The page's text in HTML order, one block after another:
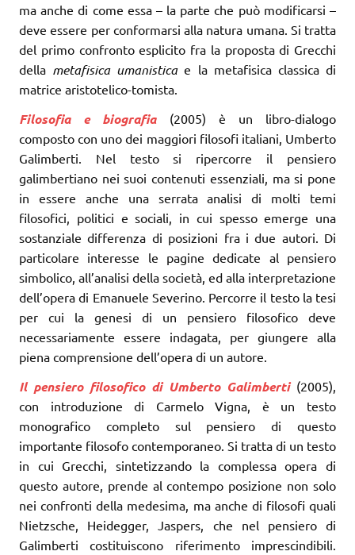
ma anche di come essa – la parte che può modificarsi –
deve essere per conformarsi alla natura umana. Si tratta
del primo confronto esplicito fra la proposta di Grecchi
della metafisica umanisticae la metafisica classica di
matrice aristotelico-tomista.
Filosofia e biografia
(2005) è un libro-dialogo
composto con uno dei maggiori filosofi italiani, Umberto
Galimberti. Nel testo si ripercorre il pensiero
galimbertiano nei suoi contenuti essenziali, ma si pone
in essere anche una serrata analisi di molti temi
filosofici, politici e sociali, in cui spesso emerge una
sostanziale differenza di posizioni fra i due autori. Di
particolare interesse le pagine dedicate al pensiero
simbolico, all’analisi della società, ed alla interpretazione
dell’opera di Emanuele Severino. Percorre il testo la tesi
per cui la genesi di un pensiero filosofico deve
necessariamente essere indagata, per giungere alla
piena comprensione dell’opera di un autore.
Il pensiero filosofico di Umberto Galimberti (2005),
con introduzione di Carmelo Vigna, è un testo
monografico completo sul pensiero di questo
importante filosofo contemporaneo. Si tratta di un testo
in cui Grecchi, sintetizzando la complessa opera di
questo autore, prende al contempo posizione non solo
nei confronti della medesima, ma anche di filosofi quali
Nietzsche, Heidegger, Jaspers, che nel pensiero di
Galimberti costituiscono riferimento imprescindibili.